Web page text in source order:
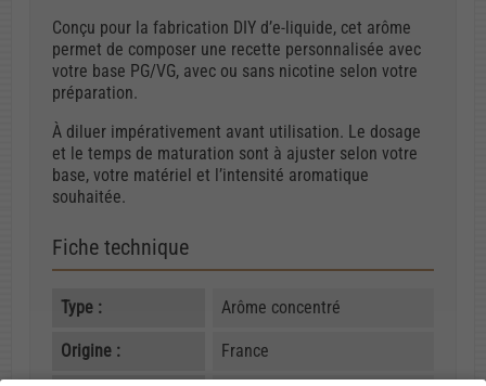
Conçu pour la fabrication DIY d’e-liquide, cet arôme
permet de composer une recette personnalisée avec
votre base PG/VG, avec ou sans nicotine selon votre
préparation.
À diluer impérativement avant utilisation. Le dosage
et le temps de maturation sont à ajuster selon votre
base, votre matériel et l’intensité aromatique
souhaitée.
Fiche technique
Type : Arôme concentré
Origine : France